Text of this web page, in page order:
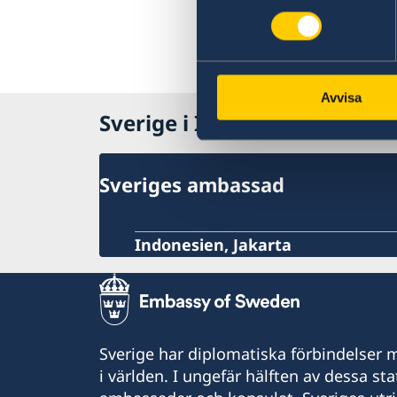
Avvisa
Sverige i Indonesien
Sveriges ambassad
Indonesien, Jakarta
Sverige har diplomatiska förbindelser
i världen. I ungefär hälften av dessa